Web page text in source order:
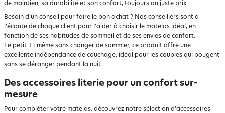
de maintien, sa durabilité et son confort, toujours au juste prix.
Besoin d’un conseil pour faire le bon achat ? Nos conseillers sont à
l’écoute de chaque client pour l’aider à choisir le matelas idéal, en
fonction de ses habitudes de sommeil et de ses envies de confort.
Le petit + : même sans changer de sommier, ce produit offre une
excellente indépendance de couchage, idéal pour les couples qui bougent
sans se déranger pendant la nuit !
Des accessoires literie pour un confort sur-
mesure
Pour compléter votre matelas, découvrez notre sélection d’accessoires